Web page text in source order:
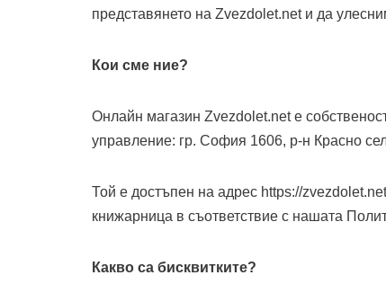
представянето на Zvezdolet.net и да
Кои сме ние?
Онлайн магазин Zvezdolet.net е
управление: гр. София 1606, р-н Красно
Той е достъпен на адрес https://
книжарница в съответствие с нашата
Какво са бисквитките?